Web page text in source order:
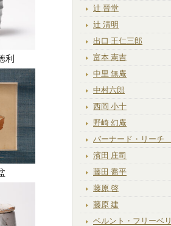
利
辻 晉堂
辻 清明
出口 王仁三郎
富本 憲吉
中里 無庵
中村六郎
西岡 小十
野崎 幻庵
バーナード・リーチ
濱田 庄司
藤田 喬平
藤原 啓
藤原 建
ベルント・フリーベリ